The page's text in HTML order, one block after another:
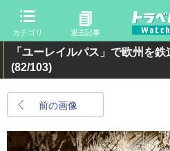
カテゴリ 過去記事
「ユーレイルパス」で欧州を鉄
(82/103)
前の画像